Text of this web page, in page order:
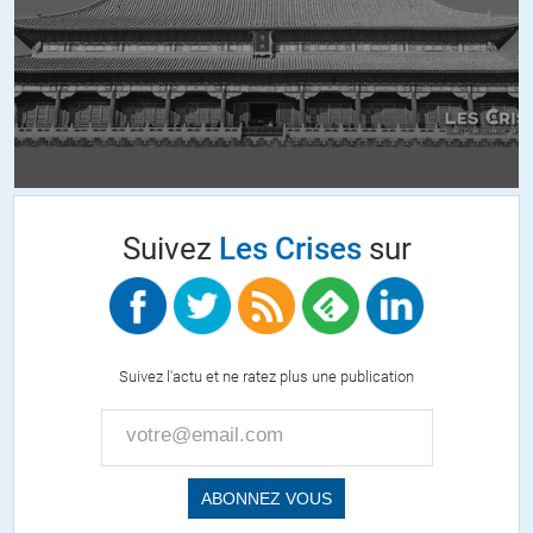
« Camp du Bien »…
+17 ALERTER
La retraite à 60 ans c’est la droite qui’la,instituée ?
Les 35 heures n’ont pas profitees à tous ?
Les ‘reformes » des retraites ces 40 dernières années n’ont elles pas
été menées par la droite avec la bénédiction de l’extrême droite ?
l’extreme’droite ?
ALERTER
10.04.2022 à 17h32
Suivez Les Crisessur
Suivez l'actu et ne ratez plus une publication